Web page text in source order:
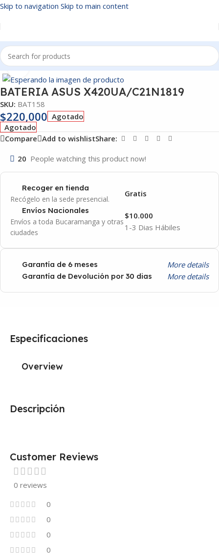
Skip to navigation Skip to main content
Inicio/BATERIAS
Click to enlarge
BATERIA ASUS X420UA/C21N1819
SKU: BAT158
$220,000 Agotado
Agotado
Compare Add to wishlistShare:
20 People watching this product now!
Recoger en tienda
Recógelo en la sede presencial.
Gratis
Envíos Nacionales
Envíos a toda Bucaramanga y otras
ciudades
1-3 Dias Hábiles
$10.000
Garantía de 6 meses More details
Garantía de Devolución por 30 dias More details
Descripción
Especificaciones
Overview
Customer Reviews
0 reviews
0
0
0
0